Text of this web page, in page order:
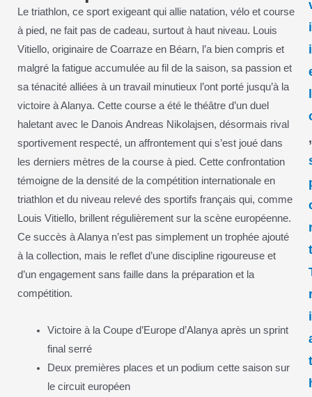
Le triathlon, ce sport exigeant qui allie natation, vélo et course
à pied, ne fait pas de cadeau, surtout à haut niveau. Louis
Vitiello, originaire de Coarraze en Béarn, l’a bien compris et
malgré la fatigue accumulée au fil de la saison, sa passion et
sa ténacité alliées à un travail minutieux l’ont porté jusqu’à la
victoire à Alanya. Cette course a été le théâtre d’un duel
haletant avec le Danois Andreas Nikolajsen, désormais rival
sportivement respecté, un affrontement qui s’est joué dans
les derniers mètres de la course à pied. Cette confrontation
témoigne de la densité de la compétition internationale en
triathlon et du niveau relevé des sportifs français qui, comme
Louis Vitiello, brillent régulièrement sur la scène européenne.
Ce succès à Alanya n’est pas simplement un trophée ajouté
à la collection, mais le reflet d’une discipline rigoureuse et
d’un engagement sans faille dans la préparation et la
compétition.
Victoire à la Coupe d’Europe d’Alanya après un sprint
final serré
Deux premières places et un podium cette saison sur
le circuit européen
i
,
i